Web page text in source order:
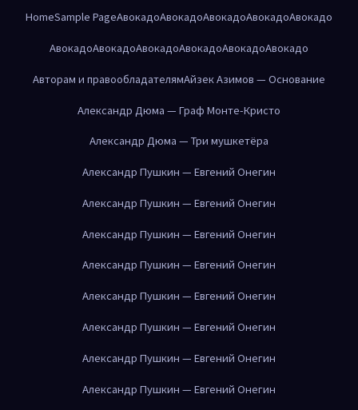
HomeSample PageАвокадоАвокадоАвокадоАвокадоАвокадо
АвокадоАвокадоАвокадоАвокадоАвокадоАвокадо
Авторам и правообладателямАйзек Азимов — Основание
Александр Дюма — Граф Монте-Кристо
Александр Дюма — Три мушкетёра
Александр Пушкин — Евгений Онегин
Александр Пушкин — Евгений Онегин
Александр Пушкин — Евгений Онегин
Александр Пушкин — Евгений Онегин
Александр Пушкин — Евгений Онегин
Александр Пушкин — Евгений Онегин
Александр Пушкин — Евгений Онегин
Александр Пушкин — Евгений Онегин